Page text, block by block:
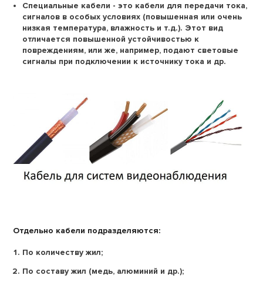
Специальные кабели - это кабели для передачи тока,
сигналов в особых условиях (повышенная или очень
низкая температура, влажность и т.д.). Этот вид
отличается повышенной устойчивостью к
повреждениям, или же, например, подают световые
сигналы при подключении к источнику тока и др.
Отдельно кабели подразделяются:
По количеству жил;
По составу жил (медь, алюминий и др.);